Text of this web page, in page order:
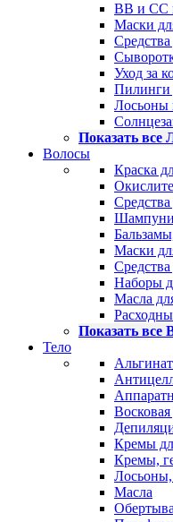
BB и CC
Маски
Уход за
Пилинги
Лосьоны
Показать все
Волосы
Краска
Шампуни
Маски
Наборы
Масла
Показать все
Тело
Кремы
Кремы,
Лосьоны,
Масла